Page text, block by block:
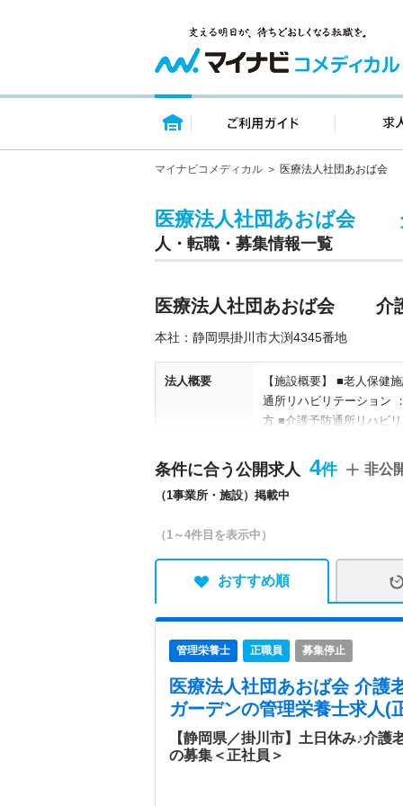
トップページ ご利用ガイ
マイナビコメディカル 医療法人社団あおば会
医療法人社団あおば会
人・転職・募集情報一覧
医療法人社団あおば会 介護
本社：静岡県掛川市大渕4345番地
法人概要
【施設概要】 ■老人保健
通所リハビリテーション
方 ■介護予防通所リハビ
保健施設
特色
遠州灘から北へ1.2㎞、掛
条件に合う公開求人 4
（1事業所・施設）掲載中
非公
（1～4件目を表示中）
おすすめ順
管理栄養士 正職員 募集停止
医療法人社団あおば会 介護
ガーデンの管理栄養士求人(
【静岡県／掛川市】土日休み♪介護
の募集＜正社員＞